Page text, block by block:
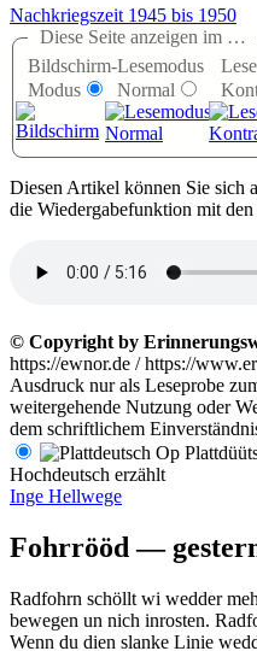
Nachkriegszeit 1945 bis 1950
Diese Seite anzeigen im …
Bildschirm-
Modus
Lesemodus
Normal
Diesen Artikel können Sie sich
die Wiedergabefunktion mit
© Copyright by
https://ewnor.de / https://
Ausdruck nur als Leseprobe
weitergehende Nutzung oder
dem schriftlichem
Op
Hochdeutsch erzählt
Inge Hellwege
Fohrrööd —
Radfohrn schöllt wi wedder
bewegen un nich inrosten.
Wenn du dien slanke Linie